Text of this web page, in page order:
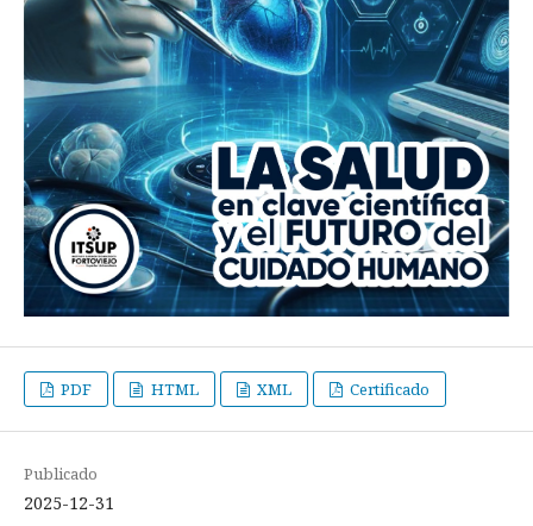
PDF HTML XML Certificado
Publicado
2025-12-31